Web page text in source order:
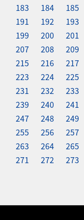
183
184 185
191
192 193
199
200 201
207
208 209
215
216 217
223
224 225
231
232 233
239
240 241
247
248 249
255
256 257
263
264 265
271
272 273